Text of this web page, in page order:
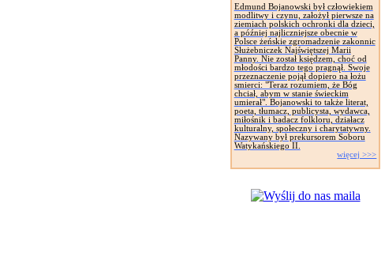
Edmund Bojanowski był człowiekiem
modlitwy i czynu, założył pierwsze na
ziemiach polskich ochronki dla dzieci,
a później najliczniejsze obecnie w
Polsce żeńskie zgromadzenie zakonnic
Służebniczek Najświętszej Marii
Panny. Nie został księdzem, choć od
młodości bardzo tego pragnął. Swoje
przeznaczenie pojął dopiero na łożu
smierci: "Teraz rozumiem, że Bóg
chciał, abym w stanie świeckim
umierał". Bojanowski to także literat,
poeta, tłumacz, publicysta, wydawca,
miłośnik i badacz folkloru, działacz
kulturalny, społeczny i charytatywny.
Nazywany był prekursorem Soboru
Watykańskiego II.
więcej >>>